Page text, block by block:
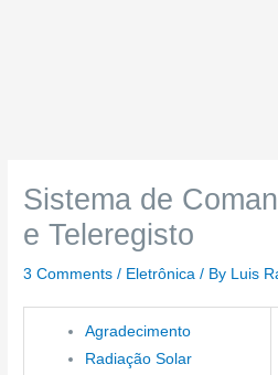
Sistema de
e Teleregisto
3 Comments / Eletrônica / By Luis
Agradecimento
Radiação Solar